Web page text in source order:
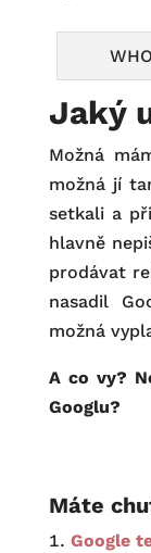
Jaký
Možná
možná jí
setkali a
hlavně
prodávat
nasadil
možná
A co vy?
Googlu?
Máte
Google